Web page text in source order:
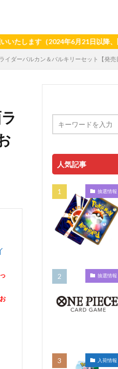
（2024年6月21日以降、旧バージ
イダーバルカン＆バルキリーセット【発売
人気記事
抽選情報
抽選情報
入荷情報